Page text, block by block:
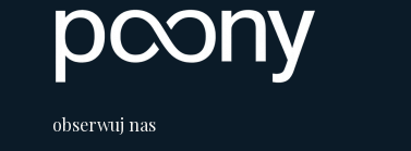
obserwuj nas